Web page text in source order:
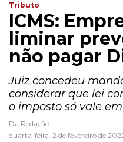
Tributo
ICMS:
liminar
não pagar
Juiz concedeu
considerar que lei
o imposto só vale em
Da Redação
quarta-feira, 2 de fevereiro de